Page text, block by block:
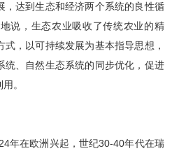
，达到生态和经济两个系统的良性循
说，生态农业吸收了传统农业的精
，以可持续发展为基本指导思想，
统、自然生态系统的同步优化，促进
。
欧洲兴起，世纪30-40年代在瑞